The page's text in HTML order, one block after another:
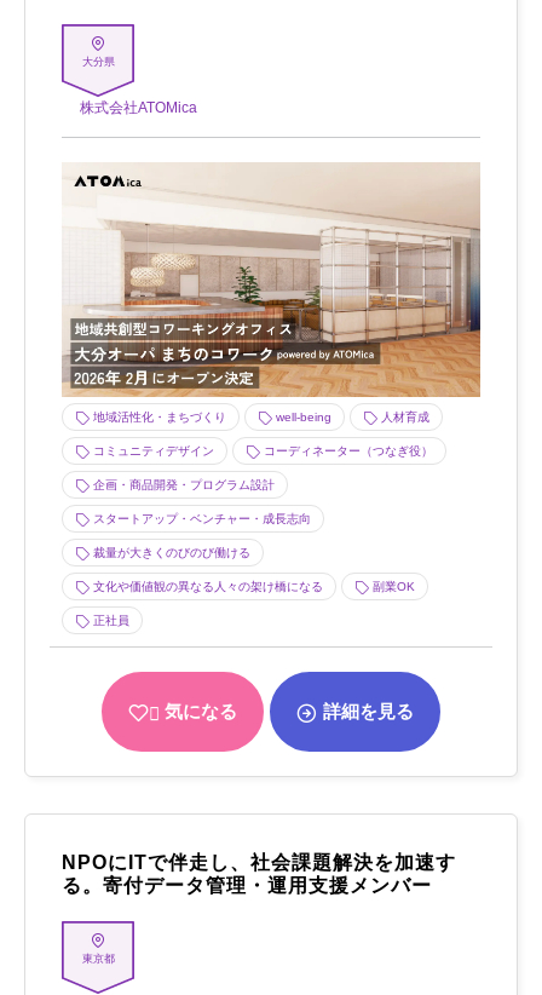
大分県
株式会社ATOMica
地域活性化・まちづくり well-being 人材育成
コミュニティデザイン コーディネーター（つなぎ役）
企画・商品開発・プログラム設計
スタートアップ・ベンチャー・成長志向
裁量が大きくのびのび働ける
文化や価値観の異なる人々の架け橋になる 副業OK
正社員
気になる 詳細を見る
NPOにITで伴走し、社会課題解決を加速す
る。寄付データ管理・運用支援メンバー
東京都